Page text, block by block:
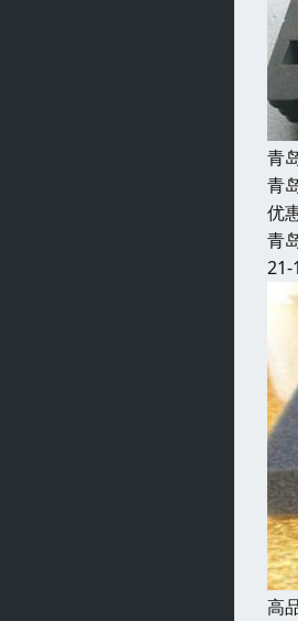
青
青
优
青
21-
高